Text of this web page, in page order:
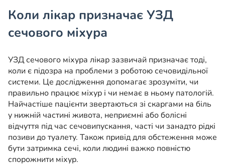
Коли лікар призначає УЗД
сечового міхура
УЗД сечового міхура лікар зазвичай призначає тоді,
коли є підозра на проблеми з роботою сечовидільної
системи. Це дослідження допомагає зрозуміти, чи
правильно працює міхур і чи немає в ньому патологій.
Найчастіше пацієнти звертаються зі скаргами на біль
у нижній частині живота, неприємні або болісні
відчуття під час сечовипускання, часті чи занадто рідкі
позиви до туалету. Також привід для обстеження може
бути затримка сечі, коли людині важко повністю
спорожнити міхур.